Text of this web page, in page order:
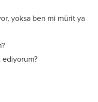
yoksa ben mi mürit ya
ediyorum?